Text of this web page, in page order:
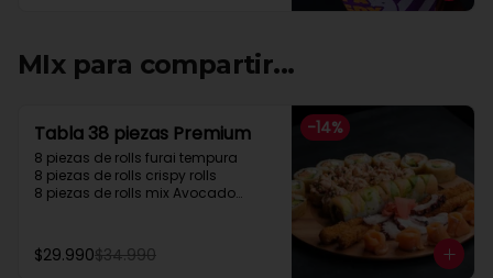
MIx para compartir...
-14%
Tabla 38 piezas Premium
8 piezas de rolls furai tempura
8 piezas de rolls crispy rolls
8 piezas de rolls mix Avocado
4 camarón apanados
$29.990$34.990